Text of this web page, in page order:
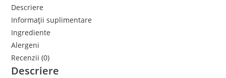
Descriere
Informații suplimentare
Ingrediente
Alergeni
Recenzii (0)
Descriere